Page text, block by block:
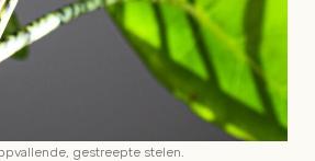
gestreepte stelen.